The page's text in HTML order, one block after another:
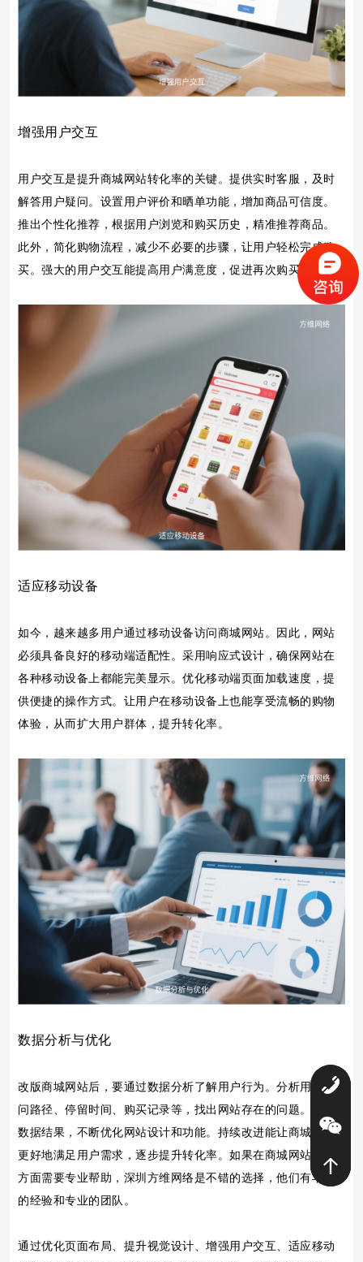
增强用户交互
用户交互是提升商城网站转化率的关键。提供实时客服，及时
解答用户疑问。设置用户评价和晒单功能，增加商品可信度。
推出个性化推荐，根据用户浏览和购买历史，精准推荐商品。
此外，简化购物流程，减少不必要的步骤，让用户轻松完成购
买。强大的用户交互能提高用户满意度，促进再次购买。
适应移动设备
如今，越来越多用户通过移动设备访问商城网站。因此，网站
必须具备良好的移动端适配性。采用响应式设计，确保网站在
各种移动设备上都能完美显示。优化移动端页面加载速度，提
供便捷的操作方式。让用户在移动设备上也能享受流畅的购物
体验，从而扩大用户群体，提升转化率。
数据分析与优化
改版商城网站后，要通过数据分析了解用户行为。分析用户访
问路径、停留时间、购买记录等，找出网站存在的问题。根据
数据结果，不断优化网站设计和功能。持续改进能让商城网站
更好地满足用户需求，逐步提升转化率。如果在商城网站改版
方面需要专业帮助，深圳方维网络是不错的选择，他们有丰富
的经验和专业的团队。
通过优化页面布局、提升视觉设计、增强用户交互、适应移动